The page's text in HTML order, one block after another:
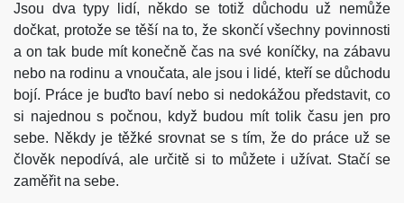
Jsou dva typy lidí, někdo se totiž důchodu už nemůže
dočkat, protože se těší na to, že skončí všechny povinnosti
a on tak bude mít konečně čas na své koníčky, na zábavu
nebo na rodinu a vnoučata, ale jsou i lidé, kteří se důchodu
bojí. Práce je buďto baví nebo si nedokážou představit, co
si najednou s počnou, když budou mít tolik času jen pro
sebe. Někdy je těžké srovnat se s tím, že do práce už se
člověk nepodívá, ale určitě si to můžete i užívat. Stačí se
zaměřit na sebe.